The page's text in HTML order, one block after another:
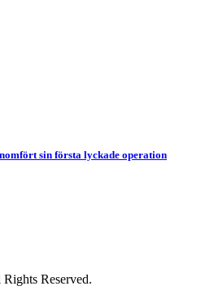
sin första lyckade operation
Reserved.